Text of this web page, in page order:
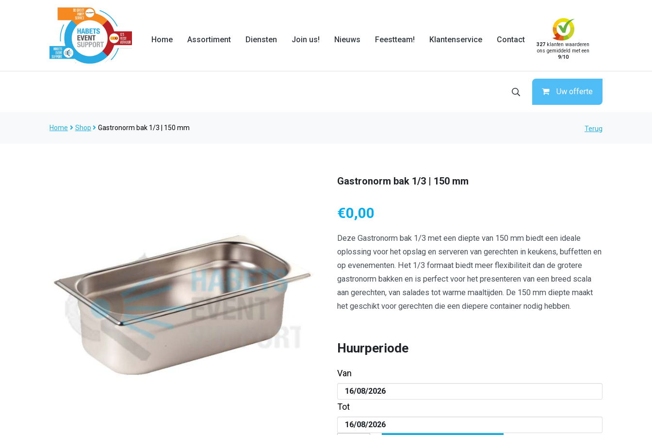
Home Assortiment Diensten Join us! Nieuws Feestteam! Klantenservice Contact
327 klanten waarderen
ons gemiddeld met een
9/10
Uw offerte
Home Shop Gastronorm bak 1/3 | 150 mm Terug
Gastronorm bak 1/3 | 150 mm
€0,00
Deze Gastronorm bak 1/3 met een diepte van 150 mm biedt een ideale
oplossing voor het opslag en serveren van gerechten in keukens, buffetten en
op evenementen. Het 1/3 formaat biedt meer flexibiliteit dan de grotere
gastronorm bakken en is perfect voor het presenteren van een breed scala
aan gerechten, van salades tot warme maaltijden. De 150 mm diepte maakt
het geschikt voor gerechten die een diepere container nodig hebben.
Huurperiode
Van
Tot